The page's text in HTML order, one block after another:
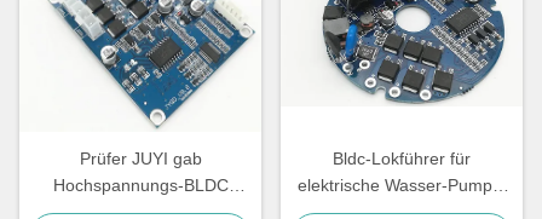
Prüfer JUYI gab
Hochspannungs-BLDC
Bewegungswechselstrom
Bldc-Lokführer für
elektrische Wasser-Pumpe,
schwanzloser Sensorless